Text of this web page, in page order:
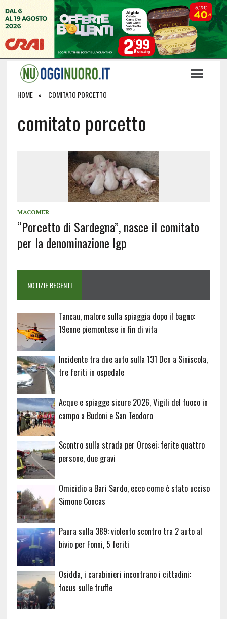
HOME COMITATO PORCETTO
comitato porcetto
MACOMER
“Porcetto di Sardegna”, nasce il comitato
per la denominazione Igp
NOTIZIE RECENTI
Tancau, malore sulla spiaggia dopo il bagno:
19enne piemontese in fin di vita
Incidente tra due auto sulla 131 Dcn a Siniscola,
tre feriti in ospedale
Acque e spiagge sicure 2026, Vigili del fuoco in
campo a Budoni e San Teodoro
Scontro sulla strada per Orosei: ferite quattro
persone, due gravi
Omicidio a Bari Sardo, ecco come è stato ucciso
Simone Concas
Paura sulla 389: violento scontro tra 2 auto al
bivio per Fonni, 5 feriti
Osidda, i carabinieri incontrano i cittadini:
focus sulle truffe